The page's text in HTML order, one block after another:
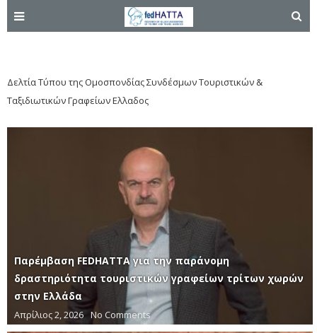
Δελτία Τύπου της Ομοσπονδίας Συνδέσμων Τουριστικών &
Ταξιδιωτικών Γραφείων Ελλαδος
Παρέμβαση FEDHATTA για την παράνομη
δραστηριότητα τουριστικών γραφείων τρίτων χωρών
στην Ελλάδα
Απρίλιος 2, 2026 No Comments